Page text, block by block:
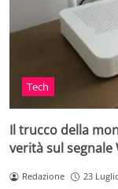
Tech
Il trucco della
verità sul segnale
Redazione 23